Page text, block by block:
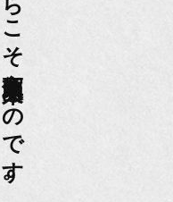
老舗骨董店だからこそ高価買取出来るのです。